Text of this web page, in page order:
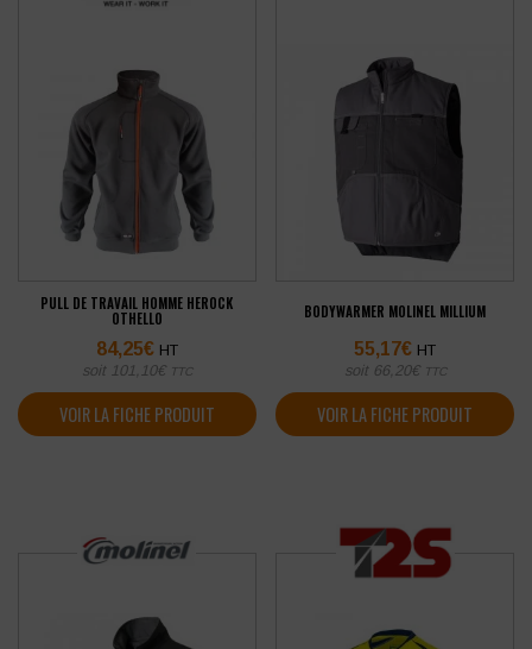
PULL DE TRAVAIL HOMME HEROCK
OTHELLO
84,25€ HT
soit 101,10€ TTC
VOIR LA FICHE PRODUIT
BODYWARMER MOLINEL MILLIUM
55,17€ HT
soit 66,20€ TTC
VOIR LA FICHE PRODUIT